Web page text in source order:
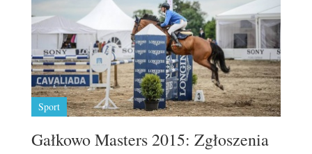
Sport
Gałkowo Masters 2015: Zgłoszenia